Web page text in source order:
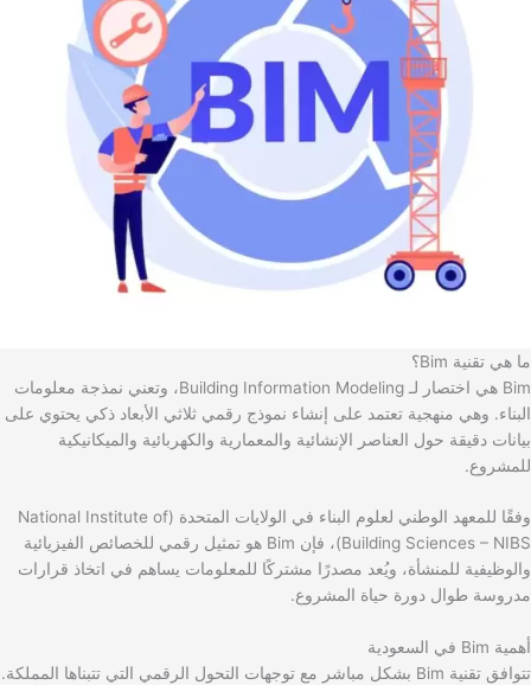
ما هي تقنية Bim؟
Bim هي اختصار لـ Building Information Modeling، وتعني نمذجة معلومات
البناء. وهي منهجية تعتمد على إنشاء نموذج رقمي ثلاثي الأبعاد ذكي يحتوي على
بيانات دقيقة حول العناصر الإنشائية والمعمارية والكهربائية والميكانيكية
للمشروع.
وفقًا للمعهد الوطني لعلوم البناء في الولايات المتحدة (National Institute of
Building Sciences – NIBS)، فإن Bim هو تمثيل رقمي للخصائص الفيزيائية
والوظيفية للمنشأة، ويُعد مصدرًا مشتركًا للمعلومات يساهم في اتخاذ قرارات
مدروسة طوال دورة حياة المشروع.
أهمية Bim في السعودية
تتوافق تقنية Bim بشكل مباشر مع توجهات التحول الرقمي التي تتبناها المملكة.